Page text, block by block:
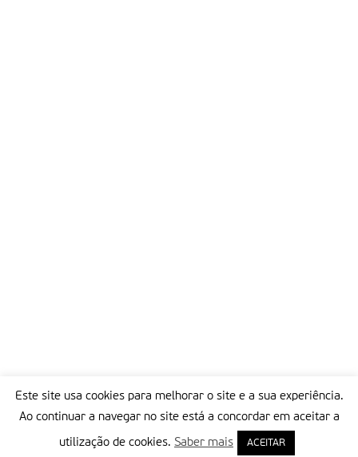
Este site usa cookies para melhorar o site e a sua experiência.
Ao continuar a navegar no site está a concordar em aceitar a
utilização de cookies. Saber mais ACEITAR